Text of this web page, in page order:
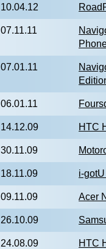
10.04.12
07.11.11
07.01.11
06.01.11
14.12.09 HTC
30.11.09
18.11.09 i-
09.11.09 Acer
26.10.09
24.08.09
HTC